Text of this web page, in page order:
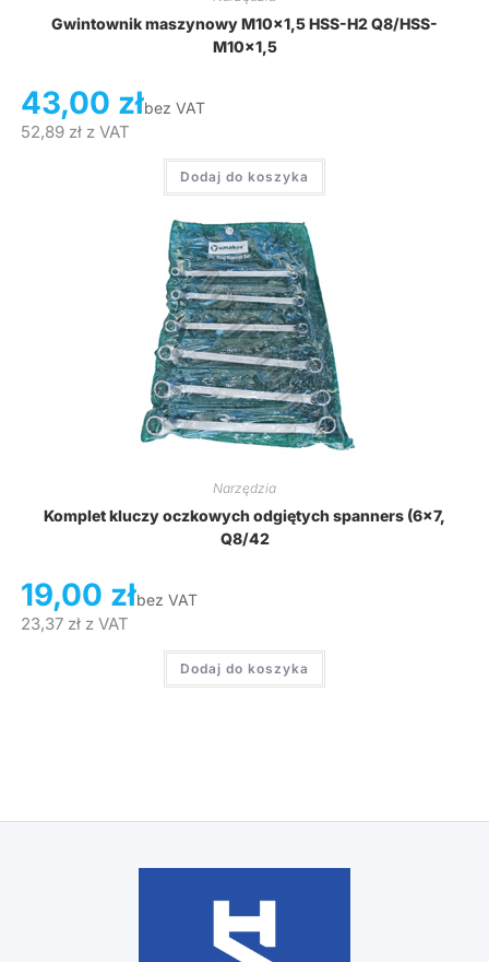
Gwintownik maszynowy M10x1,5 HSS-H2 Q8/HSS-
M10x1,5
43,00 złbez VAT
52,89 złz VAT
Dodaj do koszyka
Narzędzia
Komplet kluczy oczkowych odgiętych spanners (6×7,
Q8/42
19,00 złbez VAT
23,37 złz VAT
Dodaj do koszyka